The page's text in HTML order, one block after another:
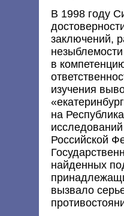
В 1998 году
заключений,
в
изучения
на
Российской
найденных
вызвало